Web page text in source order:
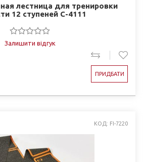
лестница для тренировки
12 ступеней C-4111
Залишити відгук
ПРИДБАТИ
КОД: FI-7220